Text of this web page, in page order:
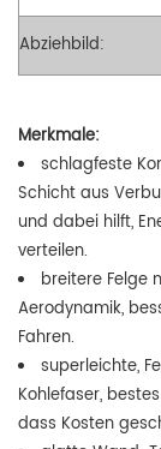
Abziehbild:
Merkmale:
schlagfeste
Schicht aus
und dabei hilft,
verteilen.
breitere Felge
Aerodynamik,
Fahren.
superleichte,
Kohlefaser,
dass Kosten